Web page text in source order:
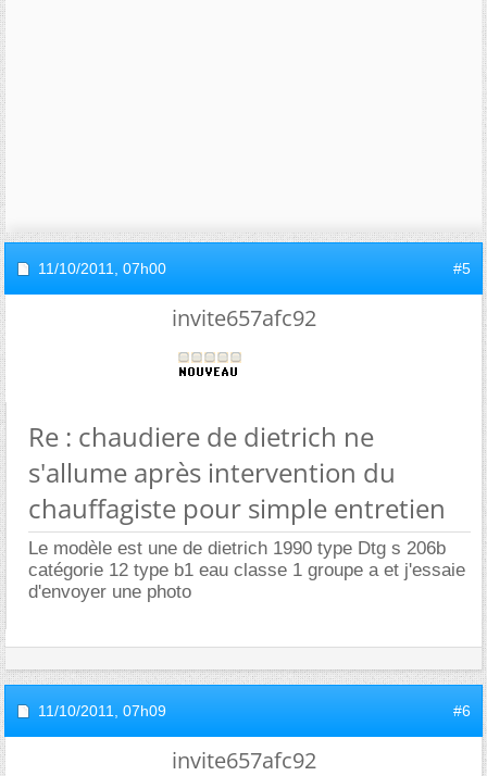
11/10/2011, 07h00 #5
invite657afc92
Re : chaudiere de dietrich ne
s'allume après intervention du
chauffagiste pour simple entretien
Le modèle est une de dietrich 1990 type Dtg s 206b
catégorie 12 type b1 eau classe 1 groupe a et j'essaie
d'envoyer une photo
11/10/2011, 07h09 #6
invite657afc92